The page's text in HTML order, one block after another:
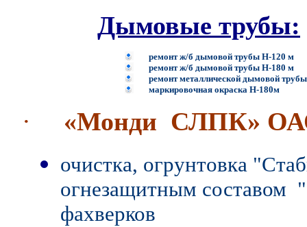
Дымовые трубы:
ремонт ж/б дымовой трубы Н-120 м
ремонт ж/б дымовой трубы Н-180 м
ремонт металлической дымовой
маркировочная окраска Н-180м
· «Монди СЛПК»
очистка, огрунтовка
огнезащитным составом
фахверков